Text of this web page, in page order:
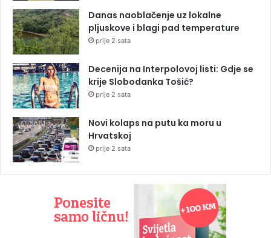
Danas naoblačenje uz lokalne
pljuskove i blagi pad temperature
prije 2 sata
Decenija na Interpolovoj listi: Gdje se
krije Slobodanka Tošić?
prije 2 sata
Novi kolaps na putu ka moru u
Hrvatskoj
prije 2 sata